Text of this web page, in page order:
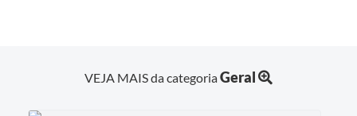
VEJA MAIS da categoriaGeral